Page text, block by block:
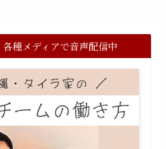
種メディアで音声配信中